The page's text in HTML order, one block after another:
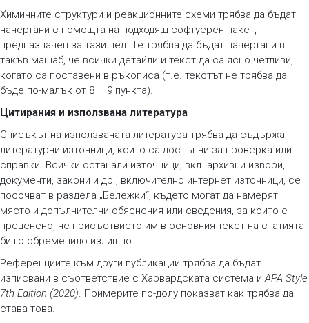
Химичните структури и реакционните схеми трябва да бъдат
начертани с помощта на подходящ софтуерен пакет,
предназначен за тази цел. Те трябва да бъдат начертани в
такъв мащаб, че всички детайли и текст да са ясно четливи,
когато са поставени в ръкописа (т.е. текстът не трябва да
бъде по-малък от 8 – 9 пункта).
Цитирания и използвана литература
Списъкът на използваната литература трябва да съдържа
литературни източници, които са достъпни за проверка или
справки. Всички останали източници, вкл. архивни извори,
документи, закони и др., включително интернет източници, се
посочват в раздела „Бележки“, където могат да намерят
място и допълнителни обяснения или сведения, за които е
преценено, че присъствието им в основния текст на статията
би го обременило излишно.
Референциите към други публикации трябва да бъдат
изписвани в съответствие с Харвардската система и APA Style
7th Edition (2020). Примерите по-долу показват как трябва да
става това.